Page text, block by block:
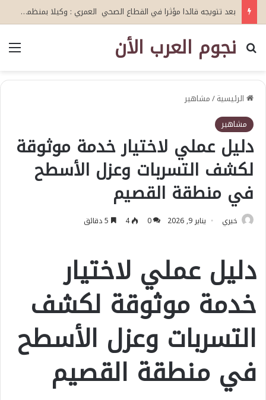
بعد تتويجه قائدا مؤثرا في القطاع الصحي العمري : وكيلا بمنظمة الامم المتحدة للتدريب والاعلام ال UN MTC بالمملكة ودول الخليج العربي
نجوم العرب الأن
بحث عن
الرئيسية/مشاهير
مشاهير
دليل عملي لاختيار خدمة موثوقة
لكشف التسربات وعزل الأسطح
في منطقة القصيم
خيري يناير 9, 2026 0
4
دليل عملي لاختيار
خدمة موثوقة لكشف
التسربات وعزل الأسطح
في منطقة القصيم